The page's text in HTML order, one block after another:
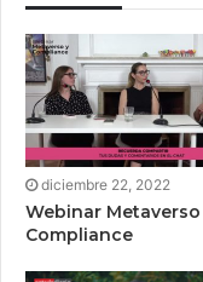
diciembre 22, 2022
Webinar Metaverso
Compliance